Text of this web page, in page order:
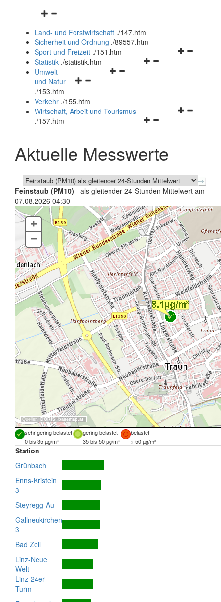
Navigationsmenü
und
schließen
Land- und Forstwirtschaft ./147.htm
Sicherheit und Ordnung ./89557.htm
Navigationsmenü
Sport und Freizeit ./151.htm
Navigationsmenü
Statistik ./statistik.htm
Navigationsmenü
und
schließen
Umwelt
und Natur
./153.htm
Verkehr ./155.htm
Navigationsmenü
schließen
Wirtschaft, Arbeit und Tourismus
./157.htm
Aktuelle Messwerte
Feinstaub (PM10) - als gleitender 24-Stunden Mittelwert am
07.08.2026 04:30
Quellen: DORIS, basemap.at
+
–
sehr gering belastet gering belastet
belastet
0 bis 35 µg/m³
35 bis 50 µg/m³ > 50 µg/m³
Station
Grünbach
Enns-Kristein
3
Steyregg-Au
Gallneukirchen
3
Bad Zell
Linz-Neue
Welt
Linz-24er-
Turm